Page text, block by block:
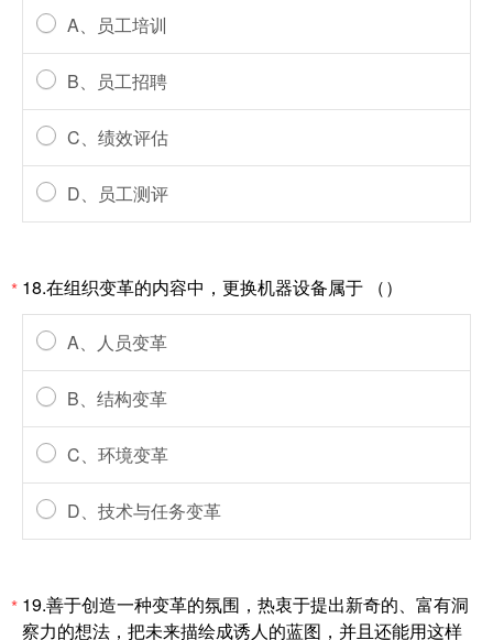
A、员工培训
B、员工招聘
C、绩效评估
D、员工测评
* 18.在组织变革的内容中，更换机器设备属于 （）
A、人员变革
B、结构变革
C、环境变革
D、技术与任务变革
* 19.善于创造一种变革的氛围，热衷于提出新奇的、富有洞
察力的想法，把未来描绘成诱人的蓝图，并且还能用这样